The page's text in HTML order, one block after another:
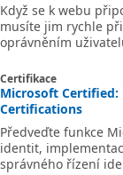
Když se k webu
musíte jim rychle
oprávněním
Certifikace
Microsoft
Certifications
Předveďte funkce
identit,
správného řízení